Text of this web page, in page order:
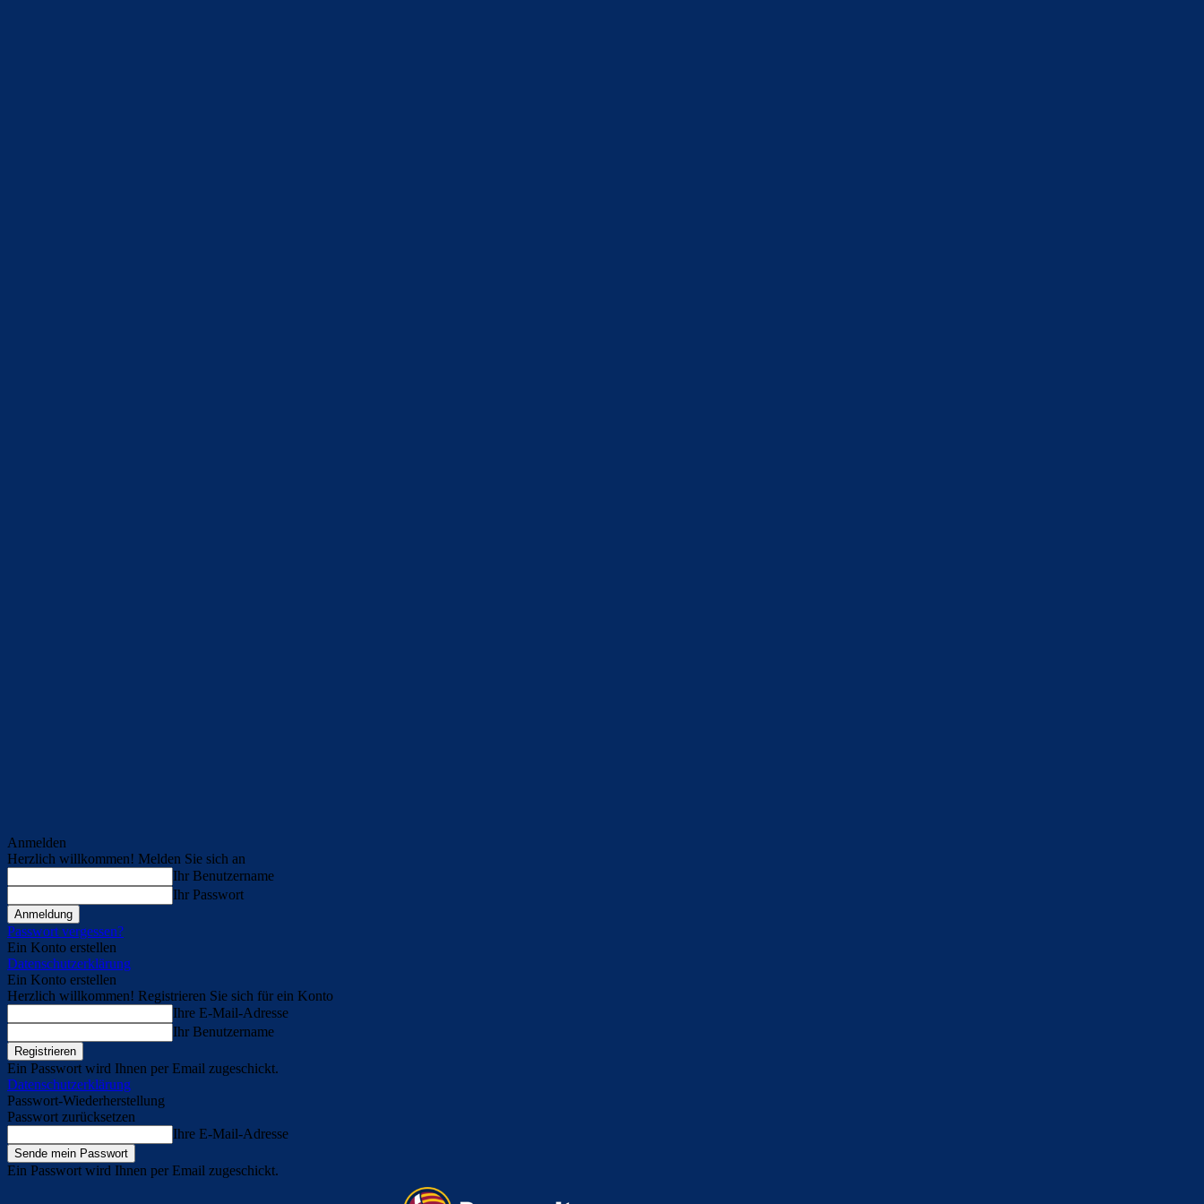
Anmelden
Herzlich willkommen! Melden Sie sich an
Ihr Benutzername
Ihr Passwort
Passwort vergessen?
Ein Konto erstellen
Datenschutzerklärung
Ein Konto erstellen
Herzlich willkommen! Registrieren Sie sich für ein Konto
Ihre E-Mail-Adresse
Ihr Benutzername
Ein Passwort wird Ihnen per Email zugeschickt.
Datenschutzerklärung
Passwort-Wiederherstellung
Passwort zurücksetzen
Ihre E-Mail-Adresse
Ein Passwort wird Ihnen per Email zugeschickt.